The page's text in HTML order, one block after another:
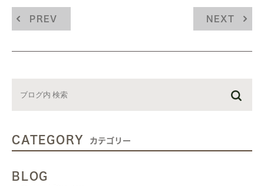
PREV NEXT
CATEGORY カテゴリー
BLOG